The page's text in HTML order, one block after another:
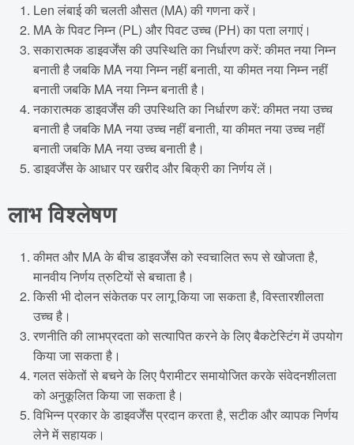
Len लंबाई की चलती औसत (MA) की गणना करें।
MA के पिवट निम्न (PL) और पिवट उच्च (PH) का पता लगाएं।
सकारात्मक डाइवर्जेंस की उपस्थिति का निर्धारण करें: कीमत नया निम्न
बनाती है जबकि MA नया निम्न नहीं बनाती, या कीमत नया निम्न नहीं
बनाती जबकि MA नया निम्न बनाती है।
नकारात्मक डाइवर्जेंस की उपस्थिति का निर्धारण करें: कीमत नया उच्च
बनाती है जबकि MA नया उच्च नहीं बनाती, या कीमत नया उच्च नहीं
बनाती जबकि MA नया उच्च बनाती है।
डाइवर्जेंस के आधार पर खरीद और बिक्री का निर्णय लें।
लाभ विश्लेषण
कीमत और MA के बीच डाइवर्जेंस को स्वचालित रूप से खोजता है,
मानवीय निर्णय त्रुटियों से बचाता है।
किसी भी दोलन संकेतक पर लागू किया जा सकता है, विस्तारशीलता
उच्च है।
रणनीति की लाभप्रदता को सत्यापित करने के लिए बैकटेस्टिंग में उपयोग
किया जा सकता है।
गलत संकेतों से बचने के लिए पैरामीटर समायोजित करके संवेदनशीलता
को अनुकूलित किया जा सकता है।
विभिन्न प्रकार के डाइवर्जेंस प्रदान करता है, सटीक और व्यापक निर्णय
लेने में सहायक।